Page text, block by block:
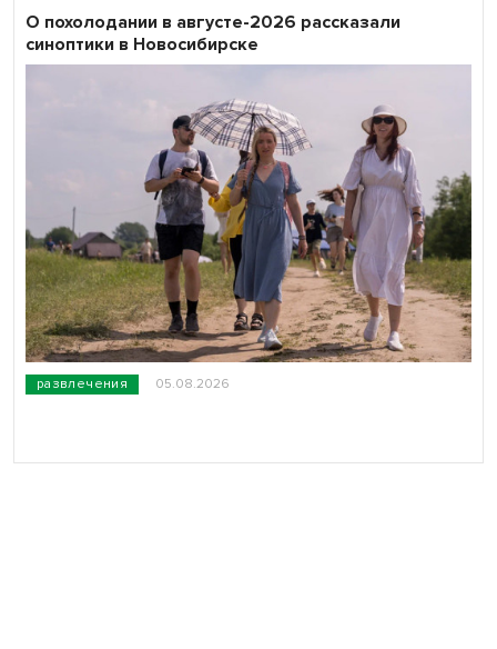
развлечения 05.08.2026
О похолодании в августе-2026 рассказали
синоптики в Новосибирске